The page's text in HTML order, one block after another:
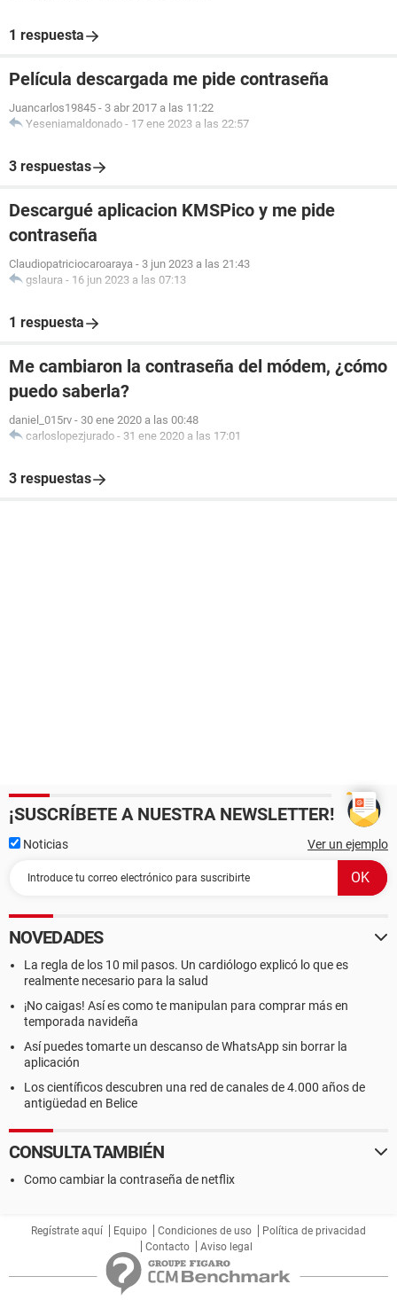
1 respuesta
Película descargada me pide contraseña
Juancarlos19845 - 3 abr 2017 a las 11:22
Yeseniamaldonado - 17 ene 2023 a las 22:57
3 respuestas
Descargué aplicacion KMSPico y me pide
contraseña
Claudiopatriciocaroaraya - 3 jun 2023 a las 21:43
gslaura - 16 jun 2023 a las 07:13
1 respuesta
Me cambiaron la contraseña del módem, ¿cómo
puedo saberla?
daniel_015rv - 30 ene 2020 a las 00:48
carloslopezjurado - 31 ene 2020 a las 17:01
3 respuestas
¡SUSCRÍBETE A NUESTRA NEWSLETTER!
Noticias Ver un ejemplo
NOVEDADES
La regla de los 10 mil pasos. Un cardiólogo explicó lo que es
realmente necesario para la salud
¡No caigas! Así es como te manipulan para comprar más en
temporada navideña
Así puedes tomarte un descanso de WhatsApp sin borrar la
aplicación
Los científicos descubren una red de canales de 4.000 años de
antigüedad en Belice
CONSULTA TAMBIÉN
Como cambiar la contraseña de netflix
Regístrate aquí Equipo Condiciones de uso
Política de privacidad
Contacto
Aviso legal